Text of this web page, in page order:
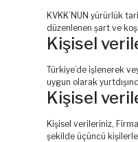
KVKK’NUN yürürlük
düzenlenen şart ve
Kişisel
Türkiye’de işlenerek
uygun olarak
Kişisel
Kişisel verileriniz,
şekilde üçüncü kişilerle